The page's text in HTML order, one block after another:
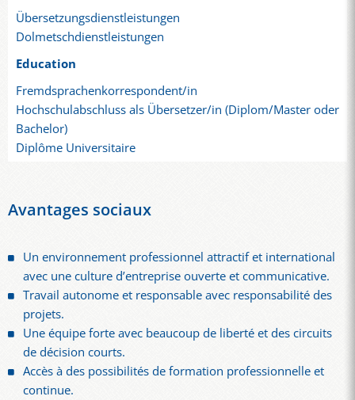
Übersetzungsdienstleistungen
Dolmetschdienstleistungen
Education
Fremdsprachenkorrespondent/in
Hochschulabschluss als Übersetzer/in (Diplom/Master oder
Bachelor)
Diplôme Universitaire
Avantages sociaux
Un environnement professionnel attractif et international
avec une culture d’entreprise ouverte et communicative.
Travail autonome et responsable avec responsabilité des
projets.
Une équipe forte avec beaucoup de liberté et des circuits
de décision courts.
Accès à des possibilités de formation professionnelle et
continue.